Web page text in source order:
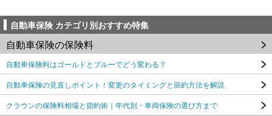
自動車保険 カテゴリ別おすすめ特集
自動車保険の保険料
自動車保険料はゴールドとブルーでどう変わる？
自動車保険の見直しポイント！変更のタイミングと節約方法を解説
クラウンの保険料相場と節約術｜年代別・車両保険の選び方まで